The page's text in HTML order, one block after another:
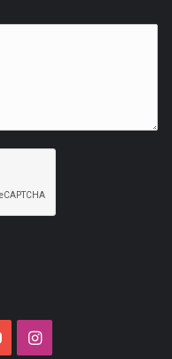
YouTubeInstagram